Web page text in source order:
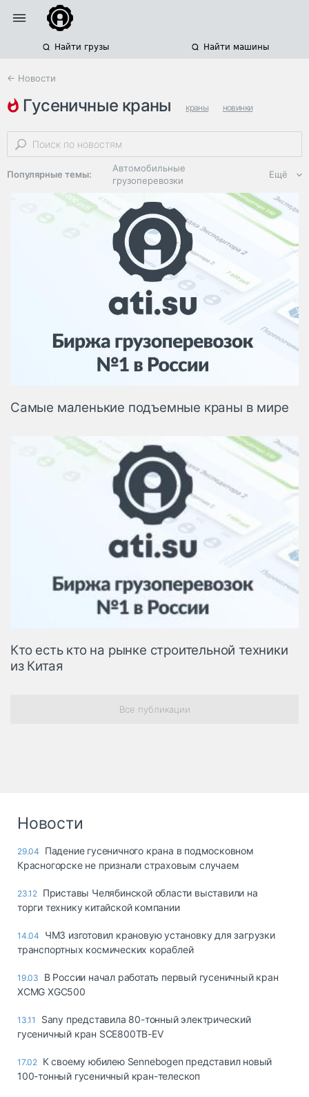
Найти грузы Найти машины
← Новости
гусеничные краны краны новинки
строительная техника
Популярные темы:
Автомобильные
грузоперевозки
Региональная
логистика
ЭДО, ИТ в
логистике
Дороги,
инфраструктура
Логистика, грузы
Негабаритные и
опасные грузы
Безопасность и
Таможня и ВЭД
грузовые
терминалы
Коммерческий
транспорт
Спецтехника
Автосервис,
запчасти, шины
Топливо, масла и
автохимия
Дзен
Ещё
Самые маленькие подъемные краны в мире
Кто есть кто на рынке строительной техники
из Китая
Все публикации
Новости
29.04
Падение гусеничного крана в подмосковном
Красногорске не признали страховым случаем
23.12 Приставы Челябинской области выставили на
торги технику китайской компании
14.04
ЧМЗ изготовил крановую установку для загрузки
транспортных космических кораблей
19.03
В России начал работать первый гусеничный кран
XCMG XGC500
13.11
Sany представила 80-тонный электрический
гусеничный кран SCE800TB-EV
17.02 К своему юбилею Sennebogen представил новый
100-тонный гусеничный кран-телескоп